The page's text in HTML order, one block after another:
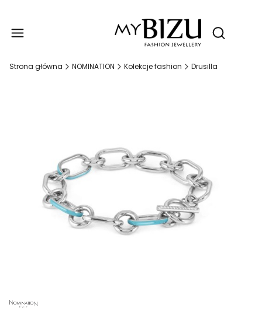
Otwórz
Strona główna NOMINATION Kolekcje fashion Drusilla